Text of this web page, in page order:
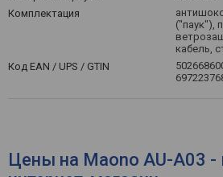
Комплектация
("паук"),
кабель,
Код EAN / UPS / GTIN
Цены на Maono AU-A03 -